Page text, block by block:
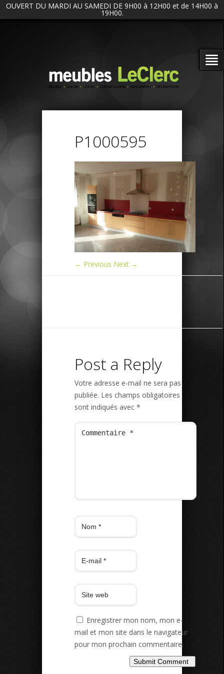
OUVERT DU MARDI AU SAMEDI DE 9H00 à 12H00 et de 14H00 à
19H00.
P1000595
← Previous Next →
Post a Reply
Votre adresse e-mail ne sera pas
publiée. Les champs obligatoires
sont indiqués avec *
Enregistrer mon nom, mon e-
mail et mon site dans le navigateur
pour mon prochain commentaire.